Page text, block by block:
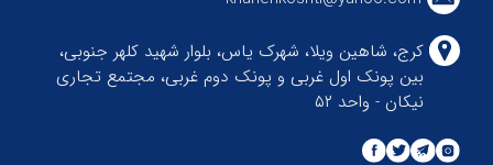
کرج، شاهین ویلا، شهرک یاس، بلوار شهید کلهر جنوبی،
بین پونک اول غربی و پونک دوم غربی، مجتمع تجاری
نیکان - واحد ۵۲